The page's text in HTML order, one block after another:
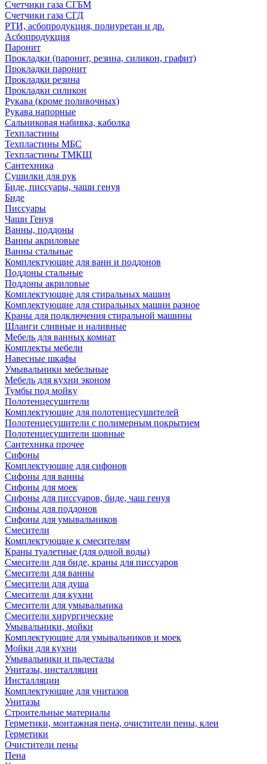
Счетчики газа СГБМ
Счетчики газа СГД
РТИ, асбопродукция, полиуретан и др.
Асбопродукция
Паронит
Прокладки (паронит, резина, силикон, графит)
Прокладки паронит
Прокладки резина
Прокладки силикон
Рукава (кроме поливочных)
Рукава напорные
Сальниковая набивка, каболка
Техпластины
Техпластины МБС
Техпластины ТМКЩ
Сантехника
Сушилки для рук
Биде, писсуары, чаши генуя
Биде
Писсуары
Чаши Генуя
Ванны, поддоны
Ванны акриловые
Ванны стальные
Комплектующие для ванн и поддонов
Поддоны стальные
Поддоны акриловые
Комплектующие для стиральных машин
Комплектующие для стиральных машин разное
Краны для подключения стиральной машины
Шланги сливные и наливные
Мебель для ванных комнат
Комплекты мебели
Навесные шкафы
Умывальники мебельные
Мебель для кухни эконом
Тумбы под мойку
Полотенцесушители
Комплектующие для полотенцесушителей
Полотенцесушители с полимерным покрытием
Полотенцесушители шовные
Сантехника прочее
Сифоны
Комплектующие для сифонов
Сифоны для ванны
Сифоны для моек
Сифоны для писсуаров, биде, чаш генуя
Сифоны для поддонов
Сифоны для умывальников
Смесители
Комплектующие к смесителям
Краны туалетные (для одной воды)
Смесители для биде, краны для писсуаров
Смесители для ванны
Смесители для душа
Смесители для кухни
Смесители для умывальника
Смесители хирургические
Умывальники, мойки
Комплектующие для умывальников и моек
Мойки для кухни
Умывальники и пьдесталы
Унитазы, инсталляции
Инсталляции
Комплектующие для унитазов
Унитазы
Строительные материалы
Герметики, монтажная пена, очистители пены, клеи
Герметики
Очистители пены
Пена